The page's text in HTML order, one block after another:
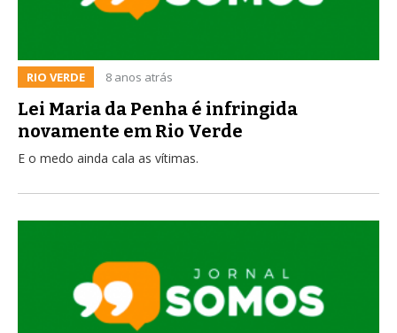
RIO VERDE 8 anos atrás
Lei Maria da Penha é infringida
novamente em Rio Verde
E o medo ainda cala as vítimas.